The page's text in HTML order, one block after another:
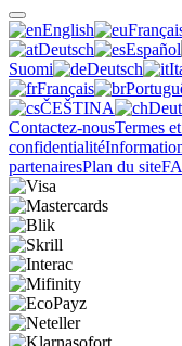
English
Deutsch
Español
Suomi
Deutsch
Français
ČEŠTINA
Contactez-nousTermes
confidentialité
partenairesPlan du site